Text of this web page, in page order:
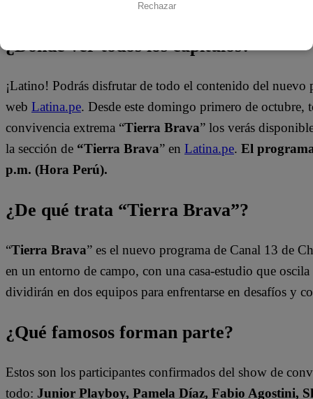
¿Dónde ver todos los capítulos?
¡Latino! Podrás disfrutar de todo el contenido del nuevo
web Latina.pe. Desde este domingo primero de
convivencia extrema “Tierra Brava” los verás
la sección de “Tierra Brava” en Latina.pe. El
p.m. (Hora Perú).
¿De qué trata “Tierra Brava”?
“Tierra Brava” es el nuevo programa de Canal 13 de
en un entorno de campo, con una casa-estudio que
dividirán en dos equipos para enfrentarse en desafíos y
¿Qué famosos forman parte?
Estos son los participantes confirmados del show de
todo: Junior Playboy, Pamela Díaz, Fabio Agostini,
Rechazar